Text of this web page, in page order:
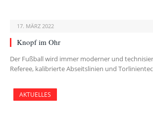
17. MÄRZ 2022
Knopf im Ohr
Der Fußball wird immer moderner und
Referee, kalibrierte Abseitslinien und
AKTUELLES